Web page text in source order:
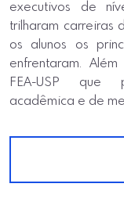
executivos de
trilharam carreiras
os alunos os
enfrentaram.
FEA-USP que
acadêmica e de